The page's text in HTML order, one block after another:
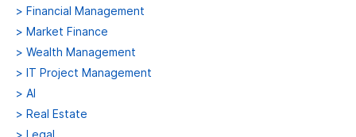
> Financial Management
> Market Finance
> Wealth Management
> IT Project Management
> AI
> Real Estate
> Legal